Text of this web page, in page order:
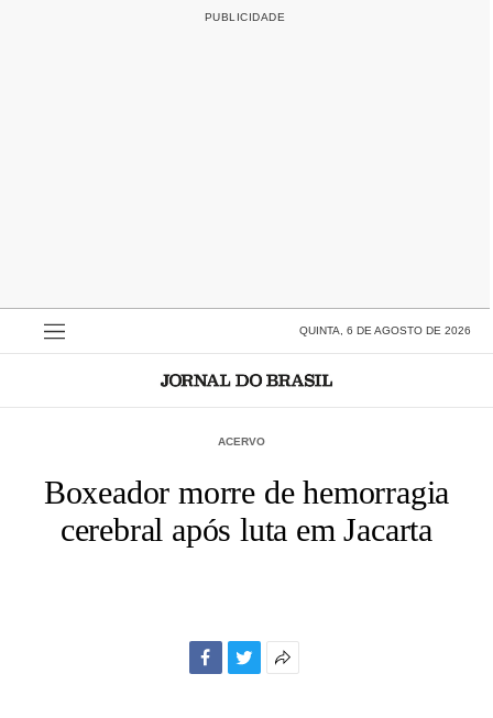
QUINTA, 6 DE AGOSTO DE 2026
ACERVO
Boxeador morre de hemorragia
cerebral após luta em Jacarta